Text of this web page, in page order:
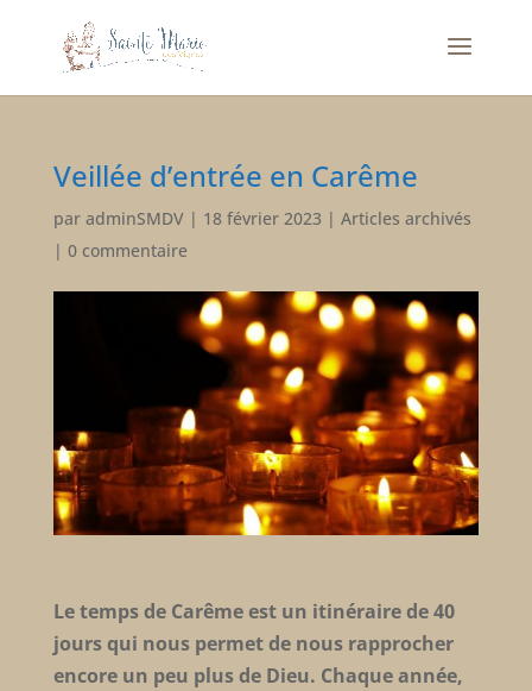
Veillée d’entrée en Carême
par adminSMDV| 18 février 2023 | Articles archivés
| 0 commentaire
Le temps de Carême est un itinéraire de 40
jours qui nous permet de nous rapprocher
encore un peu plus de Dieu. Chaque année,